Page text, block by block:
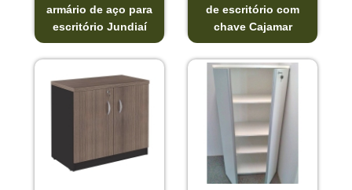
armário de aço para
escritório Jundiaí
de escritório com
chave Cajamar